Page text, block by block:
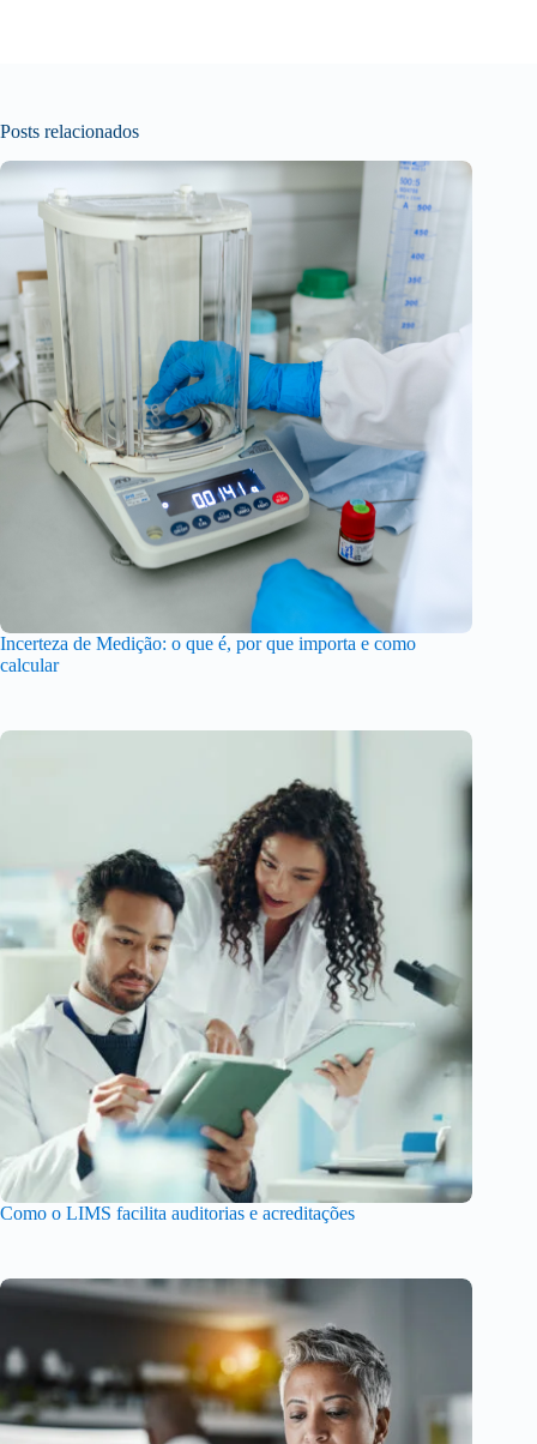
Posts relacionados
Incerteza de Medição: o que é, por que importa e como
calcular
Como o LIMS facilita auditorias e acreditações